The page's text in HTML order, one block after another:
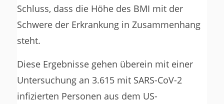
Schluss, dass die Höhe des BMI mit der
Schwere der Erkrankung in Zusammenhang
steht.
Diese Ergebnisse gehen überein mit einer
Untersuchung an 3.615 mit SARS-CoV-2
infizierten Personen aus dem US-